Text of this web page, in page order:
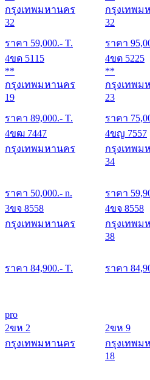
กรุงเทพมหานคร
32
ราคา 59,000.- T.
กรุงเทพม
32
ราคา
4ขด 5115
**
กรุงเทพมหานคร
19
ราคา 89,000.- T.
4ขต 5225
**
กรุงเทพม
23
ราคา
4ขฒ 7447
กรุงเทพมหานคร
ราคา 50,000.- n.
4ขญ 7557
กรุงเทพม
34
ราคา
3ขจ 8558
กรุงเทพมหานคร
ราคา 84,900.- T.
4ขจ 8558
กรุงเทพม
38
ราคา
pro
2ขห 2
กรุงเทพมหานคร
2ขห 9
กรุงเทพม
18